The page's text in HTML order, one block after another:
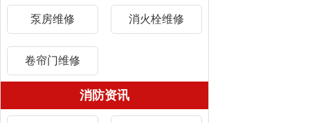
泵房维修 消火栓维修
卷帘门维修
消防资讯